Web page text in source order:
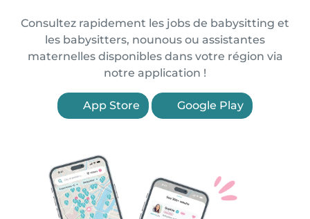
Consultez rapidement les jobs de babysitting et
les babysitters, nounous ou assistantes
maternelles disponibles dans votre région via
notre application !
App Store Google Play